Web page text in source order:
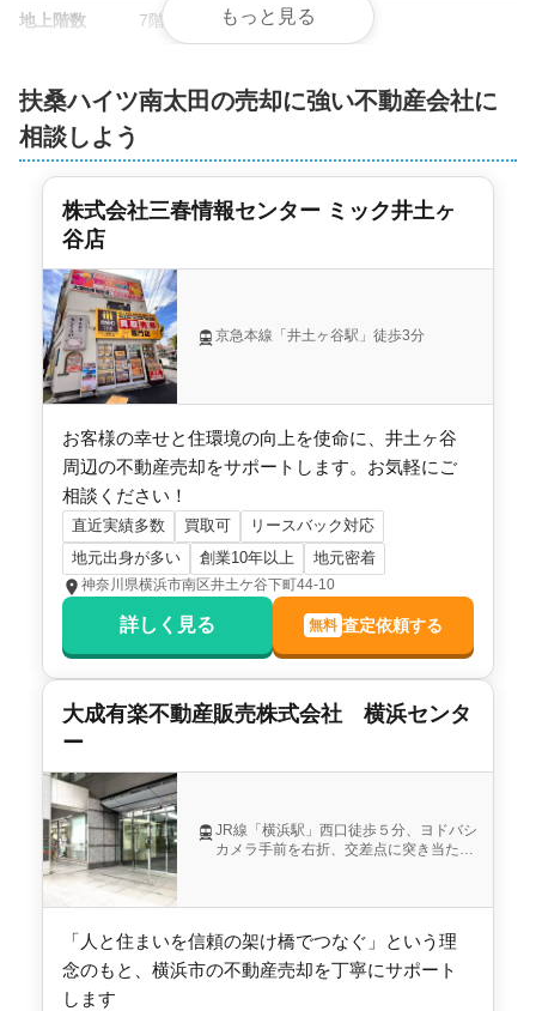
地上階数 7階
管理会社
用途地域 準住居地域
施工会社 佐藤工業
もっと見る
扶桑ハイツ南太田の売却に強い不動産会社に
相談しよう
株式会社三春情報センター ミック井土ヶ
谷店
京急本線「井土ヶ谷駅」徒歩3分
お客様の幸せと住環境の向上を使命に、井土ヶ谷
周辺の不動産売却をサポートします。お気軽にご
相談ください！
直近実績多数 買取可
リースバック対応
地元出身が多い
創業10年以上 地元密着
神奈川県横浜市南区井土ケ谷下町44-10
詳しく見る 無料 査定依頼する
大成有楽不動産販売株式会社 横浜センタ
ー
JR線「横浜駅」西口徒歩５分、ヨドバシ
カメラ手前を右折、交差点に突き当たり
「人と住まいを信頼の架け橋でつなぐ」という理
念のもと、横浜市の不動産売却を丁寧にサポート
します